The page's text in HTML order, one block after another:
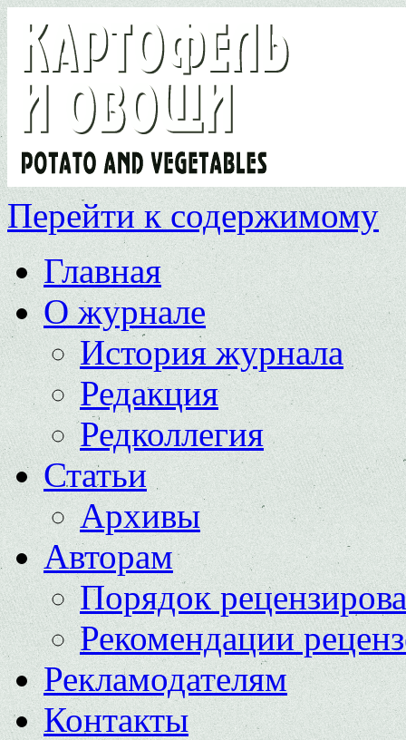
Перейти к содержимому
Главная
О журнале
История журнала
Редакция
Редколлегия
Статьи
Архивы
Авторам
Порядок
Рекомендации
Рекламодателям
Контакты